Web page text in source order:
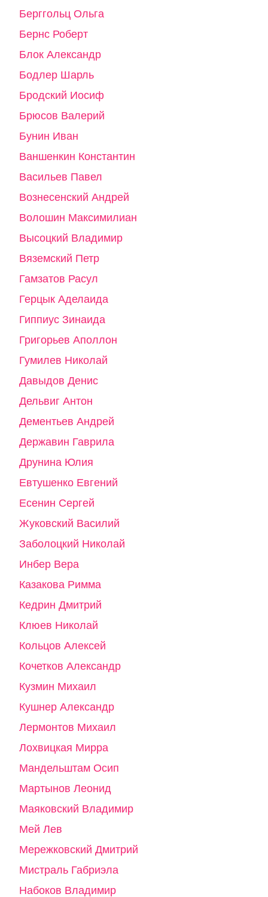
Берггольц Ольга
Бернс Роберт
Блок Александр
Бодлер Шарль
Бродский Иосиф
Брюсов Валерий
Бунин Иван
Ваншенкин Константин
Васильев Павел
Вознесенский Андрей
Волошин Максимилиан
Высоцкий Владимир
Вяземский Петр
Гамзатов Расул
Герцык Аделаида
Гиппиус Зинаида
Григорьев Аполлон
Гумилев Николай
Давыдов Денис
Дельвиг Антон
Дементьев Андрей
Державин Гаврила
Друнина Юлия
Евтушенко Евгений
Есенин Сергей
Жуковский Василий
Заболоцкий Николай
Инбер Вера
Казакова Римма
Кедрин Дмитрий
Клюев Николай
Кольцов Алексей
Кочетков Александр
Кузмин Михаил
Кушнер Александр
Лермонтов Михаил
Лохвицкая Мирра
Мандельштам Осип
Мартынов Леонид
Маяковский Владимир
Мей Лев
Мережковский Дмитрий
Мистраль Габриэла
Набоков Владимир